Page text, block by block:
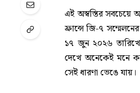
এই অস্বস্তির সবচেয়ে
ফ্রান্সে জি-৭
১৭ জুন ২০২৬ তারিখে
দেখে অনেকেই মনে
সেই ধারণা ভেঙে যায়।